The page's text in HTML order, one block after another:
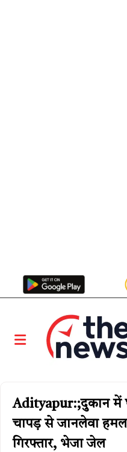
Adityapur:;दुकान में
चापड़ से जानलेवा
गिरफ्तार, भेजा जेल